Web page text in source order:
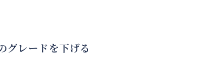
グレードを下げる